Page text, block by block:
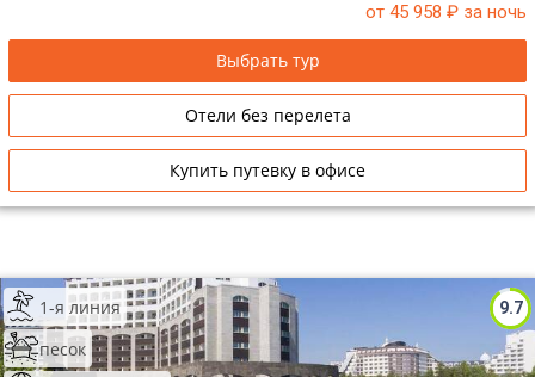
от 45 958 ₽ за ночь
Выбрать тур
Отели без перелета
Купить путевку в офисе
9.7
1-я линия
песок